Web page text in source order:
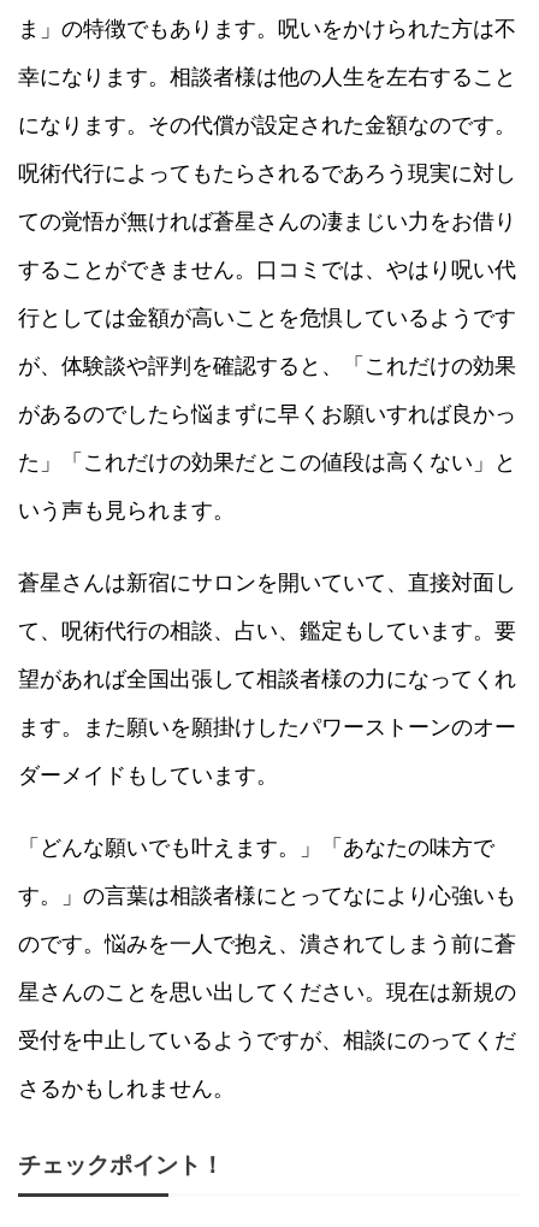
ま」の特徴でもあります。呪いをかけられた方は不
幸になります。相談者様は他の人生を左右すること
になります。その代償が設定された金額なのです。
呪術代行によってもたらされるであろう現実に対し
ての覚悟が無ければ蒼星さんの凄まじい力をお借り
することができません。口コミでは、やはり呪い代
行としては金額が高いことを危惧しているようです
が、体験談や評判を確認すると、「これだけの効果
があるのでしたら悩まずに早くお願いすれば良かっ
た」「これだけの効果だとこの値段は高くない」と
いう声も見られます。
蒼星さんは新宿にサロンを開いていて、直接対面し
て、呪術代行の相談、占い、鑑定もしています。要
望があれば全国出張して相談者様の力になってくれ
ます。また願いを願掛けしたパワーストーンのオー
ダーメイドもしています。
「どんな願いでも叶えます。」「あなたの味方で
す。」の言葉は相談者様にとってなにより心強いも
のです。悩みを一人で抱え、潰されてしまう前に蒼
星さんのことを思い出してください。現在は新規の
受付を中止しているようですが、相談にのってくだ
さるかもしれません。
チェックポイント！